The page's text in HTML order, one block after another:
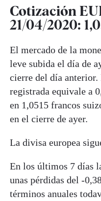
Cotización
21/04/2020:
El mercado de la
leve subida el día de
cierre del día anterior.
registrada equivale a
en 1,0515 francos
en el cierre de ayer.
La divisa europea
En los últimos 7 días
unas pérdidas del -
términos anuales